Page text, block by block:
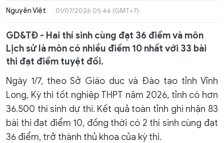
Nguyên Việt 01/07/2026 05:46 (GMT+7)
GD&TĐ - Hai thí sinh cùng đạt 36 điểm và môn
Lịch sử là môn có nhiều điểm 10 nhất với 33 bài
thi đạt điểm tuyệt đối.
Ngày 1/7, theo Sở Giáo dục và Đào tạo tỉnh Vĩnh
Long, Kỳ thi tốt nghiệp THPT năm 2026, tỉnh có hơn
36.500 thí sinh dự thi. Kết quả toàn tỉnh ghi nhận 83
bài thi đạt điểm 10, đồng thời có 2 thí sinh cùng đạt
36 điểm, trở thành thủ khoa của kỳ thi.